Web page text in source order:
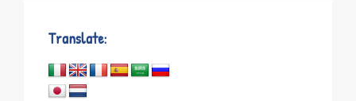
Translate: